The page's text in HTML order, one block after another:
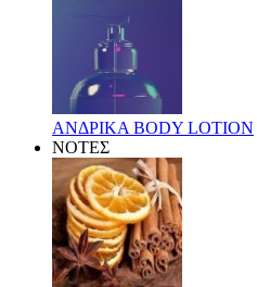
ΑΝΔΡΙΚΑ BODY LOTION
ΝΟΤΕΣ